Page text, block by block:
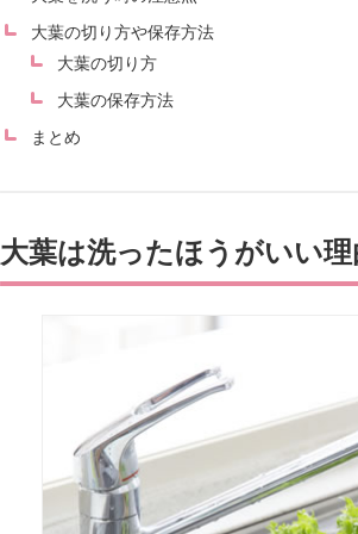
大葉の切り方や保存方法
大葉の切り方
大葉の保存方法
まとめ
大葉は洗ったほうがいい理